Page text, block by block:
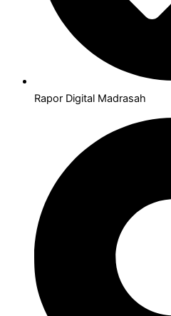
Rapor Digital Madrasah